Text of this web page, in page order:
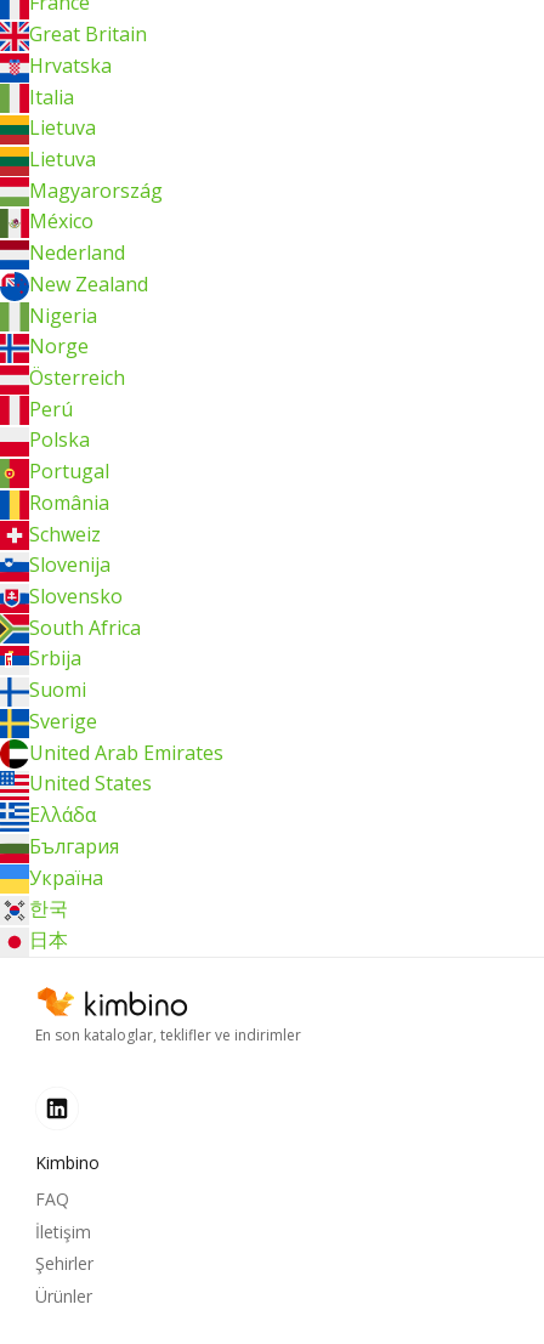
Great Britain
Hrvatska
Italia
Lietuva
Lietuva
Magyarország
México
Nederland
New Zealand
Nigeria
Norge
Österreich
Perú
Polska
Portugal
România
Schweiz
Slovenija
Slovensko
South Africa
Srbija
Suomi
Sverige
United Arab Emirates
United States
Ελλάδα
България
Україна
한국
日本
En son kataloglar, teklifler ve indirimler
Kimbino
FAQ
İletişim
Şehirler
Ürünler